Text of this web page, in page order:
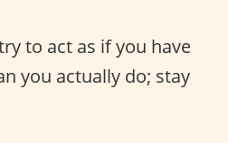
to act as if you have
you actually do; stay